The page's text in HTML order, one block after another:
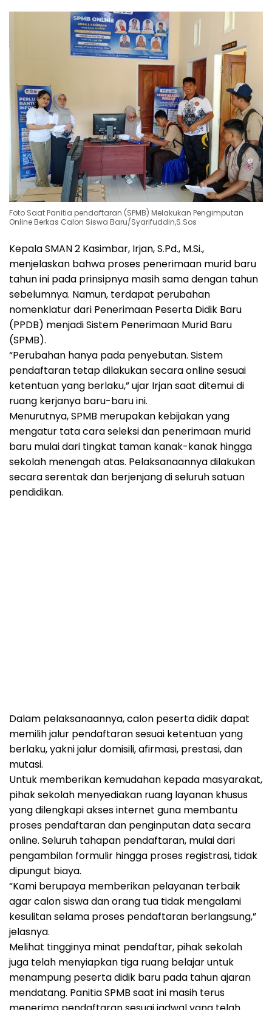
Foto Saat Panitia pendaftaran (SPMB) Melakukan Pengimputan
Online Berkas Calon Siswa Baru/Syarifuddin,S.Sos
Kepala SMAN 2 Kasimbar, Irjan, S.Pd., M.Si.,
menjelaskan bahwa proses penerimaan murid baru
tahun ini pada prinsipnya masih sama dengan tahun
sebelumnya. Namun, terdapat perubahan
nomenklatur dari Penerimaan Peserta Didik Baru
(PPDB) menjadi Sistem Penerimaan Murid Baru
(SPMB).
“Perubahan hanya pada penyebutan. Sistem
pendaftaran tetap dilakukan secara online sesuai
ketentuan yang berlaku,” ujar Irjan saat ditemui di
ruang kerjanya baru-baru ini.
Menurutnya, SPMB merupakan kebijakan yang
mengatur tata cara seleksi dan penerimaan murid
baru mulai dari tingkat taman kanak-kanak hingga
sekolah menengah atas. Pelaksanaannya dilakukan
secara serentak dan berjenjang di seluruh satuan
pendidikan.
Dalam pelaksanaannya, calon peserta didik dapat
memilih jalur pendaftaran sesuai ketentuan yang
berlaku, yakni jalur domisili, afirmasi, prestasi, dan
mutasi.
Untuk memberikan kemudahan kepada masyarakat,
pihak sekolah menyediakan ruang layanan khusus
yang dilengkapi akses internet guna membantu
proses pendaftaran dan penginputan data secara
online. Seluruh tahapan pendaftaran, mulai dari
pengambilan formulir hingga proses registrasi, tidak
dipungut biaya.
“Kami berupaya memberikan pelayanan terbaik
agar calon siswa dan orang tua tidak mengalami
kesulitan selama proses pendaftaran berlangsung,”
jelasnya.
Melihat tingginya minat pendaftar, pihak sekolah
juga telah menyiapkan tiga ruang belajar untuk
menampung peserta didik baru pada tahun ajaran
mendatang. Panitia SPMB saat ini masih terus